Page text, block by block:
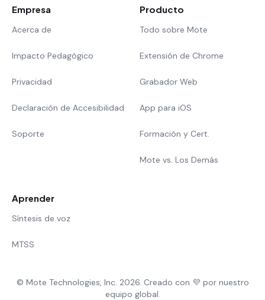
Empresa
Acerca de
Impacto Pedagógico
Privacidad
Declaración de Accesibilidad
Soporte
Producto
Todo sobre Mote
Extensión de Chrome
Grabador Web
App para iOS
Formación y Cert.
Mote vs. Los Demás
Aprender
Síntesis de voz
MTSS
© Mote Technologies, Inc. 2026. Creado con 💜 por nuestro
equipo global.